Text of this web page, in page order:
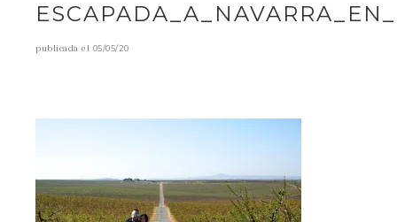
publicada el 05/05/20